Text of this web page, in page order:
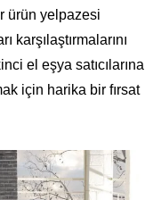
ürün yelpazesi
karşılaştırmalarını
el eşya satıcılarına
için harika bir fırsat